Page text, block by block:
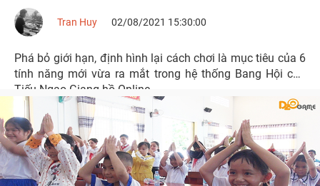
Tran Huy 02/08/2021 15:30:00
Phá bỏ giới hạn, định hình lại cách chơi là mục tiêu của 6
tính năng mới vừa ra mắt trong hệ thống Bang Hội của
Tiếu Ngạo Giang hồ Online